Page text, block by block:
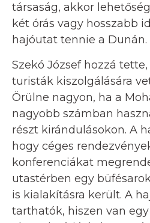
társaság, akkor
két órás vagy hosszabb
hajóutat tennie a Dunán.
Szekó József hozzá
turisták kiszolgálására
Örülne nagyon, ha a
nagyobb számban
részt kirándulásokon. A
hogy céges
konferenciákat
utastérben egy
is kialakításra került. A
tarthatók, hiszen van